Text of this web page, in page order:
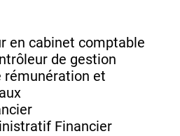
en cabinet comptable
de gestion
rémunération et
Financier